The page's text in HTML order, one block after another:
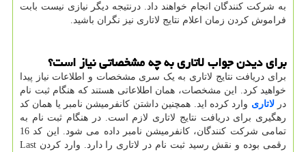
به شرکت کنندگان انجام خواهند داد. درنتیجه دیگر نیازی نیست بابت
فراموش کردن زمان اعلام نتایج لاتاری نیز نگران باشید.
برای دیدن جواب لاتاری به چه مشخصاتی نیاز است؟
برای دریافت نتایج لاتاری به یک سری مشخصات و اطلاعات نیاز پیدا
خواهید کرد. این مشخصات، همان اطلاعاتی هستند که هنگام ثبت نام
درلاتاری وارد کرده اید. همچنین داشتن کانفرمیشن نامبر یا همان کد
رهگیری برای دریافت نتایج لاتاری لازم است. در هنگام ثبت نام به
تمامی شرکت کنندگان، کانفرمیشن نامبر داده می شود. این کد 16
رقمی بوده و نقش رسید ثبت نام در لاتاری را دارد. وارد کردن Last